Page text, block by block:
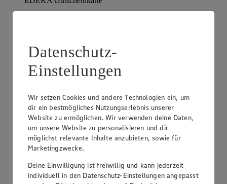
Datenschutz-
Einstellungen
Wir setzen Cookies und andere Technologien ein, um
dir ein bestmögliches Nutzungserlebnis unserer
Website zu ermöglichen. Wir verwenden deine Daten,
um unsere Website zu personalisieren und dir
möglichst relevante Inhalte anzubieten, sowie für
Marketingzwecke.
Deine Einwilligung ist freiwillig und kann jederzeit
individuell in den Datenschutz-Einstellungen angepasst